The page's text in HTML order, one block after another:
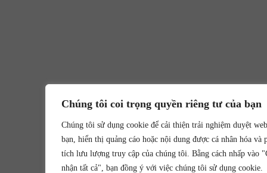
Chúng tôi coi trọng quyền riêng tư của bạn
Chúng tôi sử dụng cookie để cải thiện trải nghiệm duyệt
bạn, hiển thị quảng cáo hoặc nội dung được cá nhân hóa và
tích lưu lượng truy cập của chúng tôi. Bằng cách nhấp vào
nhận tất cả", bạn đồng ý với việc chúng tôi sử dụng cookie.